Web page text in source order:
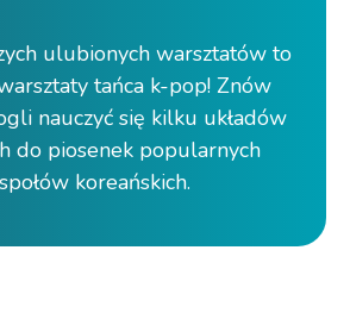
ulubionych warsztatów to
tańca k-pop! Znów
nauczyć się kilku układów
do piosenek popularnych
koreańskich.